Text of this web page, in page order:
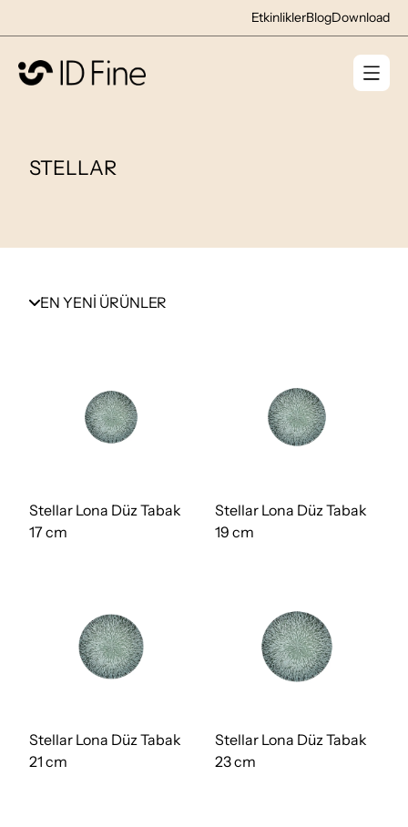
EtkinliklerBlogDownload
STELLAR
EN YENİ ÜRÜNLER
Stellar Lona Düz Tabak
17 cm
Stellar Lona Düz Tabak
19 cm
Stellar Lona Düz Tabak
21 cm
Stellar Lona Düz Tabak
23 cm